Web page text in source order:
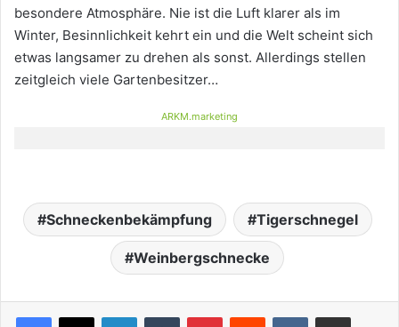
besondere Atmosphäre. Nie ist die Luft klarer als im
Winter, Besinnlichkeit kehrt ein und die Welt scheint sich
etwas langsamer zu drehen als sonst. Allerdings stellen
zeitgleich viele Gartenbesitzer…
ARKM.marketing
Schneckenbekämpfung Tigerschnegel
Weinbergschnecke